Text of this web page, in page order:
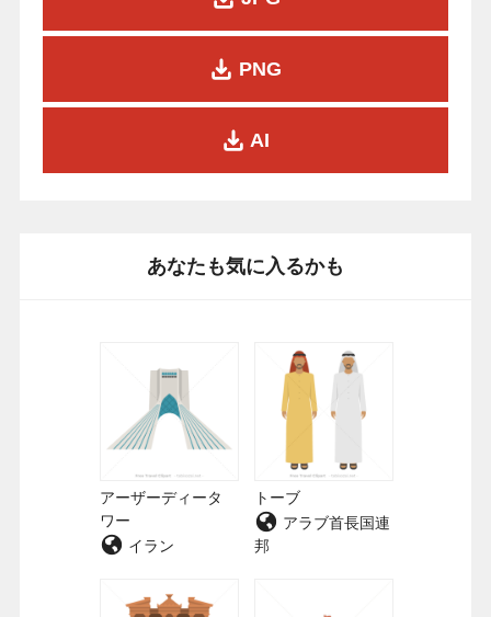
PNG
AI
あなたも気に入るかも
アーザーディータ
ワー
イラン
トーブ
アラブ首長国連
邦